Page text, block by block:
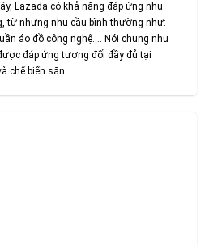
Lazada có khả năng đáp ứng nhu
từ những nhu cầu bình thường như:
áo đồ công nghệ…. Nói chung nhu
đáp ứng tương đối đầy đủ tại
chế biến sẵn.